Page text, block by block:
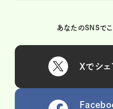
あなたのSNSでこ
Xでシェ